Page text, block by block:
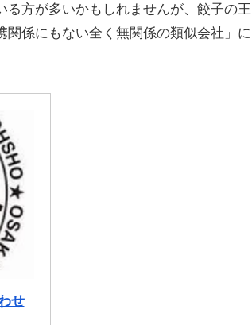
方が多いかもしれませんが、餃子の王
係にもない全く無関係の類似会社」に
せ